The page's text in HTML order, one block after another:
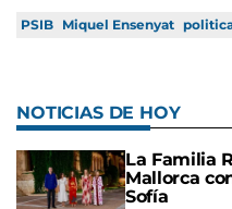
PSIB Miquel Ensenyat
NOTICIAS DE HOY
La Familia
Mallorca
Sofía